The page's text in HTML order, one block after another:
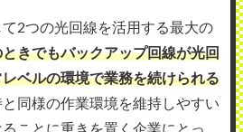
2つの光回線を活用する最大の
きでもバックアップ回線が光回
ベルの環境で業務を続けられる
同様の作業環境を維持しやすい
ことに重きを置く企業にとっ